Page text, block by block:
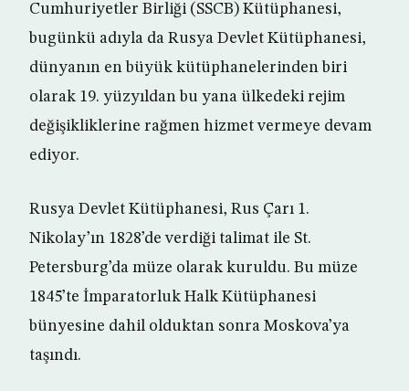
Cumhuriyetler Birliği (SSCB) Kütüphanesi,
bugünkü adıyla da Rusya Devlet Kütüphanesi,
dünyanın en büyük kütüphanelerinden biri
olarak 19. yüzyıldan bu yana ülkedeki rejim
değişikliklerine rağmen hizmet vermeye devam
ediyor.
Rusya Devlet Kütüphanesi, Rus Çarı 1.
Nikolay’ın 1828’de verdiği talimat ile St.
Petersburg’da müze olarak kuruldu. Bu müze
1845’te İmparatorluk Halk Kütüphanesi
bünyesine dahil olduktan sonra Moskova’ya
taşındı.